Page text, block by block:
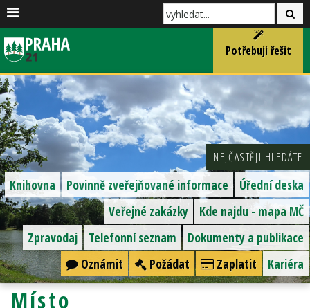
Potřebuji řešit
NEJČASTĚJI HLEDÁTE
Úřední deska
Povinně zveřejňované informace
Knihovna
Kde najdu - mapa MČ
Veřejné zakázky
Dokumenty a publikace
Telefonní seznam
Zpravodaj
Kariéra
Zaplatit
Požádat
Oznámit
Místo